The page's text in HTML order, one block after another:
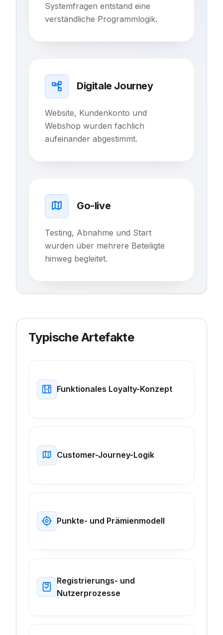
Systemfragen entstand eine
verständliche Programmlogik.
Digitale Journey
Website, Kundenkonto und
Webshop wurden fachlich
aufeinander abgestimmt.
Go-live
Testing, Abnahme und Start
wurden über mehrere Beteiligte
hinweg begleitet.
Typische Artefakte
Funktionales Loyalty-Konzept
Customer-Journey-Logik
Punkte- und Prämienmodell
Registrierungs- und
Nutzerprozesse